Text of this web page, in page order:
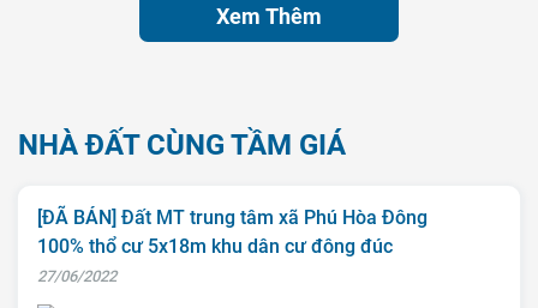
Xem Thêm
NHÀ ĐẤT CÙNG TẦM GIÁ
[ĐÃ BÁN] Đất MT trung tâm xã Phú Hòa Đông
100% thổ cư 5x18m khu dân cư đông đúc
27/06/2022